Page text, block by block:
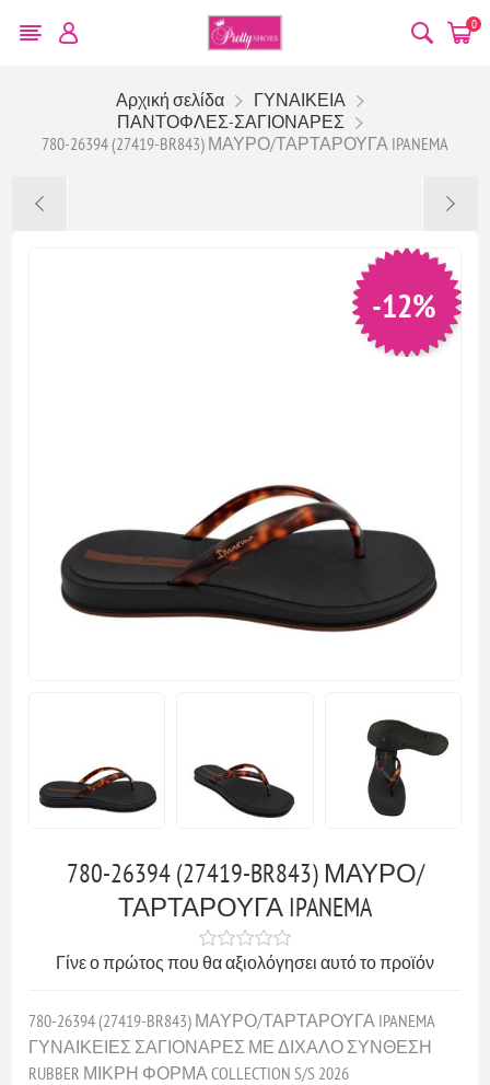
0
Αρχική σελίδα
ΓΥΝΑΙΚΕΙΑ
ΠΑΝΤΟΦΛΕΣ-ΣΑΓΙΟΝΑΡΕΣ
780-26394 (27419-BR843) ΜΑΥΡΟ/ΤΑΡΤΑΡΟΥΓΑ IPANEMA
-12%
780-26394 (27419-BR843) ΜΑΥΡΟ/
ΤΑΡΤΑΡΟΥΓΑ IPANEMA
Γίνε ο πρώτος που θα αξιολόγησει αυτό το προϊόν
780-26394 (27419-BR843) ΜΑΥΡΟ/ΤΑΡΤΑΡΟΥΓΑ IPANEMA
ΓΥΝΑΙΚΕΙΕΣ ΣΑΓΙΟΝΑΡΕΣ ΜΕ ΔΙΧΑΛΟ ΣΥΝΘΕΣΗ
RUBBER ΜΙΚΡΗ ΦΟΡΜΑ COLLECTION S/S 2026